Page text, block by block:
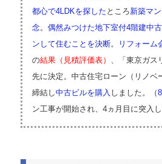
都心で4LDKを探した ところ新築マ
念。 偶然みつけた地下室付4階建中
ンして住むことを決断。
リフォーム
の結果（見積評価表）
、「東京ガ
先に決定。中古住宅ローン（リノベ
締結し中古ビルを購入 しました。 （
ン工事が開始され、4ヵ月目に突入し